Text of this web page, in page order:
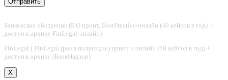
Банковское обозрение (Б.О принт, BestPractice-онлайн (40 кейсов в год) +
доступ к архиву FinLegal-онлайн)
FinLegal ( FinLegal (раз в полугодие) принт и онлайн (60 кейсов в год) +
доступ к архиву (БанкНадзор)
X